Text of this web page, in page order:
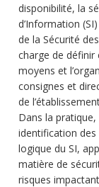
disponibilité, la
d’Information
de la Sécurité
charge de
moyens et
consignes et
de
Dans la
identification
logique du SI,
matière de
risques